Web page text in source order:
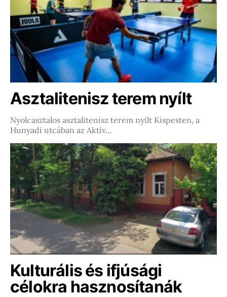
Asztalitenisz terem nyílt
Nyolcasztalos asztalitenisz terem nyílt Kispesten, a
Hunyadi utcában az Aktív…
Kulturális és ifjúsági
célokra hasznosítanák